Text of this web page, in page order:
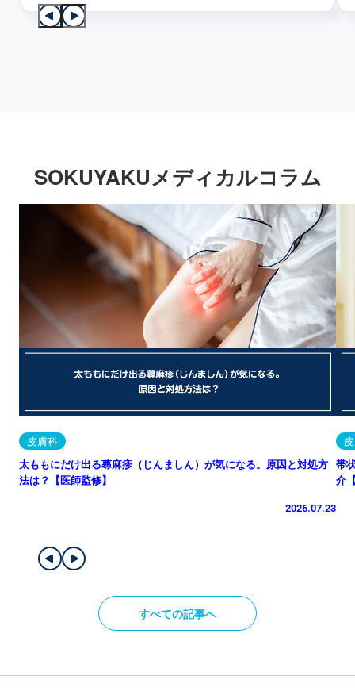
SOKUYAKUメディカルコラム
皮膚科
太ももにだけ出る蕁麻疹（じんましん）が気になる。原因と対処方
法は？【医師監修】
2026.07.23
帯
介
すべての記事へ